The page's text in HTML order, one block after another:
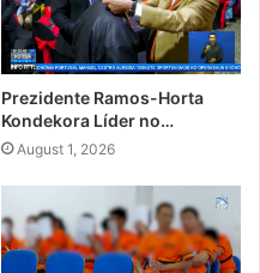
Prezidente Ramos-Horta
Kondekora Líder no…
August 1, 2026